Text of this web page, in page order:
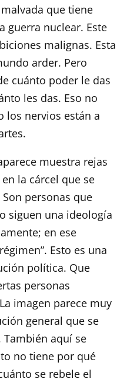
que tiene
guerra nuclear. Este
malignas. Esta
arder. Pero
cuánto poder le das
les das. Eso no
los nervios están a
muestra rejas
la cárcel que se
personas que
siguen una ideología
en ese
Esto es una
política. Que
personas
imagen parece muy
general que se
aquí se
no tiene por qué
se rebele el